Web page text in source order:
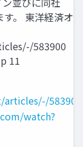
。 東洋経済オ
583900
11
583900
watch?